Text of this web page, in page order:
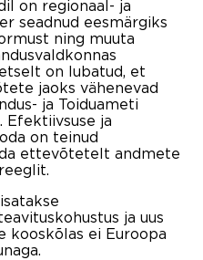
on regionaal- ja
seadnud eesmärgiks
ning muuta
on lubatud, et
jaoks vähenevad
ja Toiduameti
Efektiivsuse ja
on teinud
ettevõtetelt andmete
ja uus
kooskõlas ei Euroopa